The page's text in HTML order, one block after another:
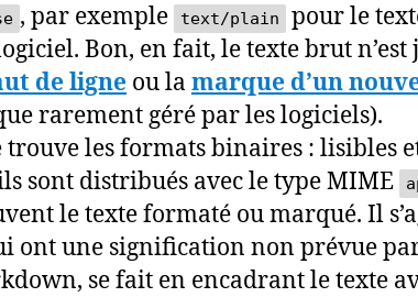
, par exemple text/plain
pour le
Bon, en fait, le texte brut
de ligne ou la marque d’un
rarement géré par les logiciels).
trouve les formats binaires :
sont distribués avec le type MIME
le texte formaté ou marqué. Il
ont une signification non prévue
se fait en encadrant le texte